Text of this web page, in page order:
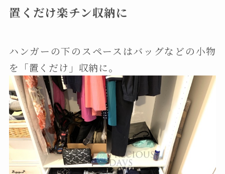
置くだけ楽チン収納に
ハンガーの下のスペースはバッグなどの小物
を「置くだけ」収納に。